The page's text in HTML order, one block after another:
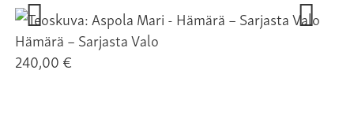
Hämärä – Sarjasta Valo
240,00 €